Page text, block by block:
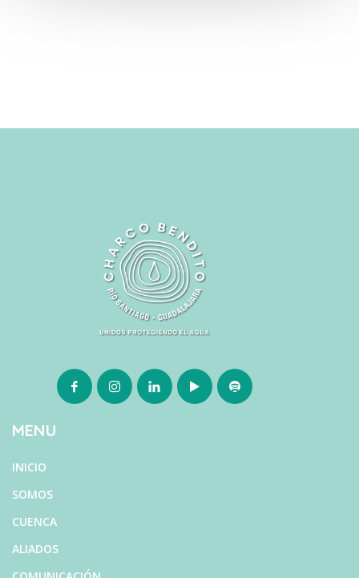
MENU
INICIO
SOMOS
CUENCA
ALIADOS